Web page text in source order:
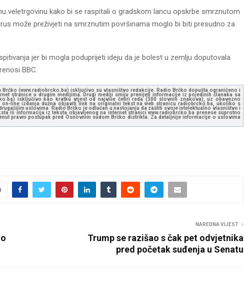
veletrgovinu kako bi se raspitali o gradskom lancu opskrbe smrznutom
može preživjeti na smrznutim površinama moglo bi biti presudno za
jer bi mogla poduprijeti ideju da je bolest u zemlju doputovala
BBC.
(www.radiobrcko.ba) isključivo su vlasništvo redakcije. Radio Brčko dopušta ograničeno i
stranice u drugim medijima. Drugi mediji smiju prenijeti informacije iz pojedinih članaka sa
isključivo kao kratku vijest od najviše četiri reda (300 slovnih znakova), uz obavezno
line izdanja dužna objaviti link na originalni tekst na web stranicu radiobrcko.ba, ukoliko s
uslovima. Radio Brčko je odlučan u nastojanju da zaštiti svoje intelektualno vlasništvo i
ili informacija iz teksta objavljenog na internet stranici www.radiobrcko.ba prenese suprotno
pravni postupak pred Osnovnim sudom Brčko distrikta. Za detaljnije informacije o uslovima
NAREDNA VIJEST
Trump se razišao s čak pet odvjetnika
pred početak suđenja u Senatu